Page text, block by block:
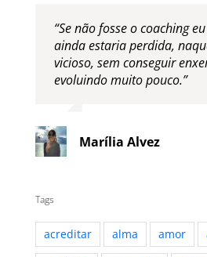
“Se não fosse o coaching
ainda estaria perdida,
vicioso, sem conseguir
evoluindo muito pouco.”
Marília Alvez
Tags
acreditar alma amor